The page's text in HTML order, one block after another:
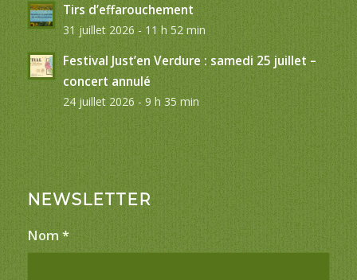
Tirs d’effarouchement
31 juillet 2026 - 11 h 52 min
Festival Just’en Verdure : samedi 25 juillet –
concert annulé
24 juillet 2026 - 9 h 35 min
NEWSLETTER
Nom *